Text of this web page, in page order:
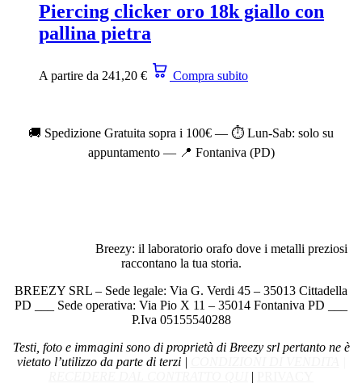
Piercing clicker oro 18k giallo con
pallina pietra
A partire da 241,20 € Compra subito
🚚 Spedizione Gratuita sopra i 100€ — ⏱️ Lun-Sab: solo su
appuntamento — 📍 Fontaniva (PD)
Breezy: il laboratorio orafo dove i metalli preziosi
raccontano la tua storia.
BREEZY SRL – Sede legale: Via G. Verdi 45 – 35013 Cittadella
PD ___ Sede operativa: Via Pio X 11 – 35014 Fontaniva PD ___
P.Iva 05155540288
Testi, foto e immagini sono di proprietà di Breezy srl pertanto ne è
vietato l’utilizzo da parte di terzi |
|